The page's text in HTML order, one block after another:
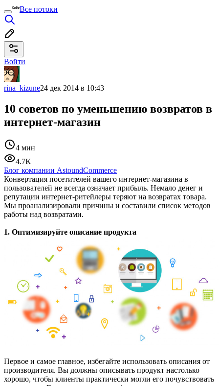
Все потоки
Войти
rina_kizune24 дек 2014 в 10:43
10 советов по уменьшению возвратов в
интернет-магазин
4 мин
4.7K
Блог компании AstoundCommerce
Конвертация посетителей вашего интернет-магазина в
пользователей не всегда означает прибыль. Немало денег и
репутации интернет-ритейлеры теряют на возвратах товара.
Мы проанализировали причины и составили список методов
работы над возвратами.
1. Оптимизируйте описание продукта
Первое и самое главное, избегайте использовать описания от
производителя. Вы должны описывать продукт настолько
хорошо, чтобы клиенты практически могли его почувствовать